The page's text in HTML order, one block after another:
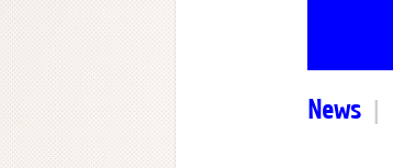
News